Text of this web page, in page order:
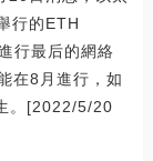
行的ETH
行最后的網絡
在8月進行，如
。[2022/5/20